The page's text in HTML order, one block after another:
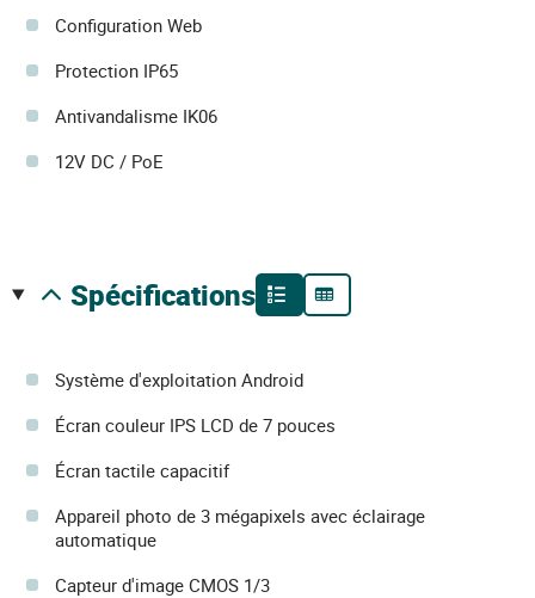
Configuration Web
Protection IP65
Antivandalisme IK06
12V DC / PoE
spécifications
Système d'exploitation Android
Écran couleur IPS LCD de 7 pouces
Écran tactile capacitif
Appareil photo de 3 mégapixels avec éclairage
automatique
Capteur d'image CMOS 1/3